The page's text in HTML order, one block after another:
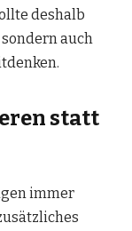
deshalb
auch
statt
immer